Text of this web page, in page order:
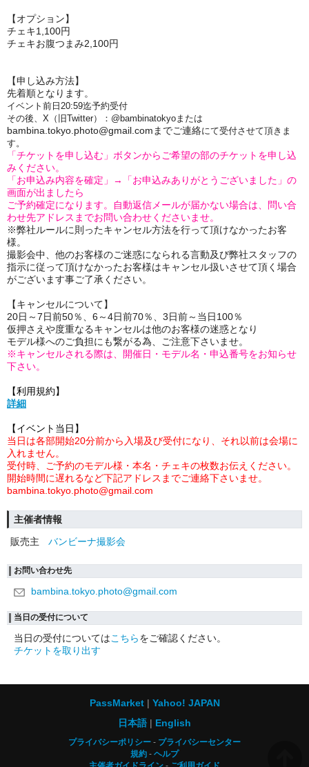
【オプション】
チェキ1,100円
チェキお腹つまみ2,100円
【申し込み方法】
先着順となります。
イベント前日20:59迄予約受付
その後、X（旧Twitter）：@bambinatokyoまたは
bambina.tokyo.photo@gmail.comまでご連絡にて受付させて頂きま
す。
「チケットを申し込む」ボタンからご希望の部のチケットを申し込
みください。
「お申込み内容を確定」→「お申込みありがとうございました」の
画面が出ましたら
ご予約確定になります。自動返信メールが届かない場合は、問い合
わせ先アドレスまでお問い合わせくださいませ。
※弊社ルールに則ったキャンセル方法を行って頂けなかったお客
様。
撮影会中、他のお客様のご迷惑になられる言動及び弊社スタッフの
指示に従って頂けなかったお客様はキャンセル扱いさせて頂く場合
がございます事ご了承ください。
【キャンセルについて】
20日～7日前50％、6～4日前70％、3日前～当日100％
仮押さえや度重なるキャンセルは他のお客様の迷惑となり
モデル様へのご負担にも繋がる為、ご注意下さいませ。
※キャンセルされる際は、開催日・モデル名・申込番号をお知らせ
下さい。
【利用規約】
詳細
【イベント当日】
当日は各部開始20分前から入場及び受付になり、それ以前は会場に
入れません。
受付時、ご予約のモデル様・本名・チェキの枚数お伝えください。
開始時間に遅れるなど下記アドレスまでご連絡下さいませ。
bambina.tokyo.photo@gmail.com
主催者情報
販売主
バンビーナ撮影会
お問い合わせ先
bambina.tokyo.photo@gmail.com
当日の受付について
当日の受付についてはこちらをご確認ください。
チケットを取り出す
PassMarket
Yahoo! JAPAN
日本語
English
プライバシーポリシー
プライバシーセンター
規約
ヘルプ